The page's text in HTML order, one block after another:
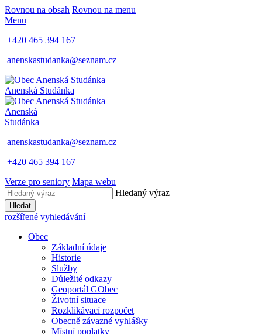
Rovnou na obsah Rovnou na menu
Menu
+420 465 394 167
anenskastudanka@seznam.cz
Anenská Studánka
Anenská
Studánka
anenskastudanka@seznam.cz
+420 465 394 167
Verze pro seniory Mapa webu
Hledaný výraz
Hledat
rozšířené vyhledávání
Obec
Základní údaje
Historie
Služby
Důležité odkazy
Geoportál GObec
Životní situace
Rozklikávací rozpočet
Obecně závazné vyhlášky
Místní poplatky